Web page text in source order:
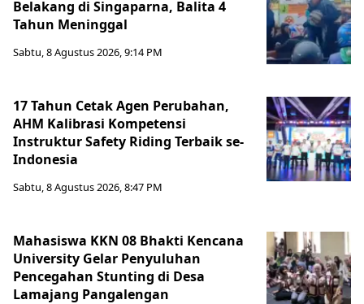
Belakang di Singaparna, Balita 4
Tahun Meninggal
Sabtu, 8 Agustus 2026, 9:14 PM
17 Tahun Cetak Agen Perubahan,
AHM Kalibrasi Kompetensi
Instruktur Safety Riding Terbaik se-
Indonesia
Sabtu, 8 Agustus 2026, 8:47 PM
Mahasiswa KKN 08 Bhakti Kencana
University Gelar Penyuluhan
Pencegahan Stunting di Desa
Lamajang Pangalengan